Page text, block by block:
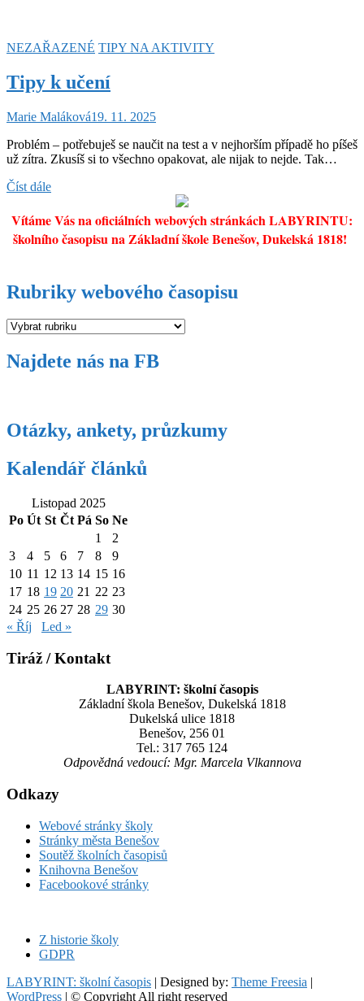
NEZAŘAZENÉ TIPY NA AKTIVITY
Tipy k učení
Marie Maláková19. 11. 2025
Problém – potřebuješ se naučit na test a v nejhorším případě ho píšeš
už zítra. Zkusíš si to všechno opakovat, ale nijak to nejde. Tak…
Číst dáleTipy
učení
Vítáme Vás na oficiálních webových stránkách LABYRINTU:
školního časopisu na Základní škole Benešov, Dukelská 1818!
Rubriky webového časopisu
Rubriky
časopisu
Najdete nás na FB
Otázky, ankety, průzkumy
Kalendář článků
Listopad 2025
Po Út St Čt Pá So Ne
1
2
3
4 5 6 7 8
9
10 11 12 13 14 15 16
17 18 19 20 21 22 23
24 25 26 27 28 29 30
« Říj
Led »
Tiráž / Kontakt
LABYRINT: školní časopis
Základní škola Benešov, Dukelská 1818
Dukelská ulice 1818
Benešov, 256 01
Tel.: 317 765 124
Odpovědná vedoucí: Mgr. Marcela Vlkannova
Odkazy
Webové stránky školy
Stránky města Benešov
Soutěž školních časopisů
Knihovna Benešov
Facebookové stránky
Z historie školy
GDPR
LABYRINT: školní časopis | Designed by: Theme Freesia |
WordPress | © Copyright All right reserved